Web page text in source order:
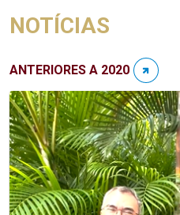
NOTÍCIAS
ANTERIORES A 2020